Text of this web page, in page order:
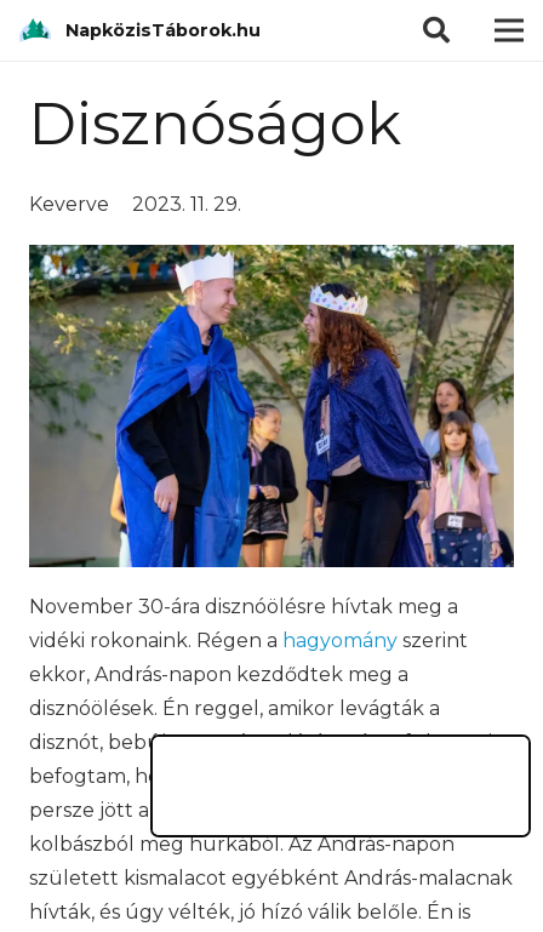
NapközisTáborok.hu
Disznóságok
Keverve 2023. 11. 29.
November 30-ára disznóölésre hívtak meg a
vidéki rokonaink. Régen a hagyomány szerint
ekkor, András-napon kezdődtek meg a
disznóölések. Én reggel, amikor levágták a
disznót, bebújtam az ágy alá, és még a fülemet is
befogtam, hogy ne halljam a visítását. Aztán
persze jött a disznótor, és jót ettem a finom
kolbászból meg hurkából. Az András-napon
született kismalacot egyébként András-malacnak
hívták, és úgy vélték, jó hízó válik belőle. Én is